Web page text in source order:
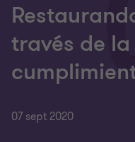
través de
07 sept 2020